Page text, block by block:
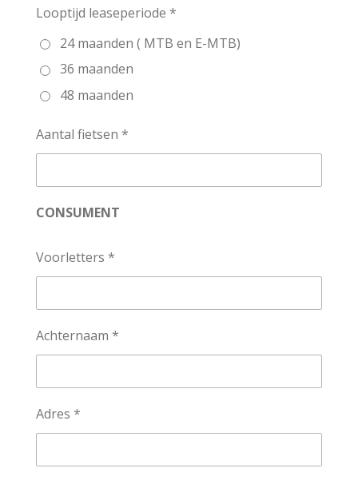
Looptijd leaseperiode *
24 maanden ( MTB en E-MTB)
36 maanden
48 maanden
Aantal fietsen *
CONSUMENT
Voorletters *
Achternaam *
Adres *